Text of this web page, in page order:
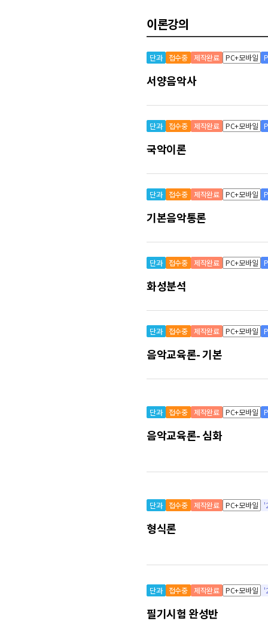
이론강의
단과 접수중 제작완료 PC+모바일
서양음악사
단과 접수중 제작완료 PC+모바일
국악이론
단과 접수중 제작완료 PC+모바일
기본음악통론
단과 접수중 제작완료 PC+모바일
화성분석
단과 접수중 제작완료 PC+모바일
음악교육론- 기본
단과 접수중 제작완료 PC+모바일
음악교육론- 심화
단과 접수중 제작완료 PC+모바일
형식론
단과 접수중 제작완료 PC+모바일
필기시험 완성반